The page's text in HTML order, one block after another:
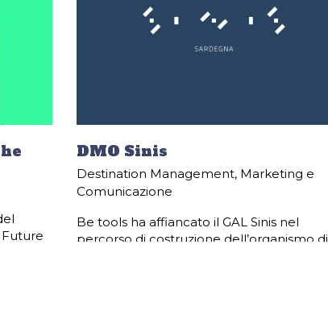
Future
DMO Sinis
Destination Management, Marketing e
Comunicazione
Be tools ha affiancato il GAL Sinis nel
percorso di costruzione dell’organismo di